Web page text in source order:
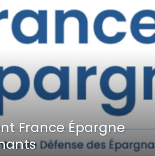
France Épargne